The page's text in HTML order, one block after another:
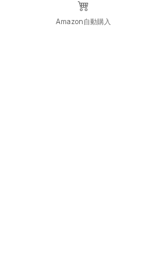
0円
送料込550円
Amazon自動購入